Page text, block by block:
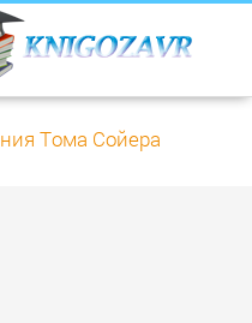
Тома Сойера